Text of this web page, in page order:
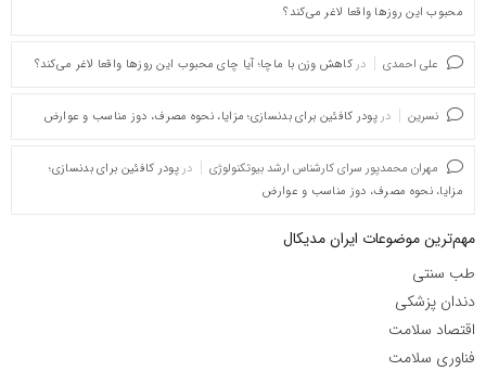
محبوب این روزها واقعا لاغر می‌کند؟
علی احمدی در کاهش وزن با ماچا؛ آیا چای محبوب این روزها واقعا لاغر می‌کند؟
نسرین در پودر کافئین برای بدنسازی؛ مزایا، نحوه مصرف، دوز مناسب و عوارض
مهران محمدپور سرای کارشناس ارشد بیوتکنولوژی در پودر کافئین برای بدنسازی؛
مزایا، نحوه مصرف، دوز مناسب و عوارض
مهم‌ترین موضوعات ایران مدیکال
طب سنتی
دندان پزشکی
اقتصاد سلامت
فناوری سلامت